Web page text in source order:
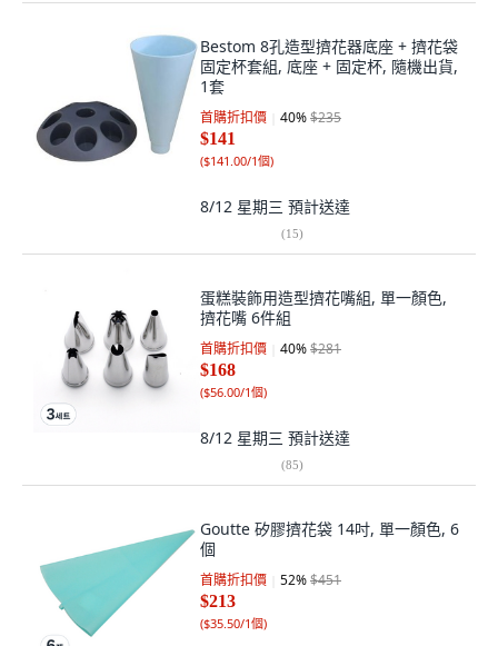
Bestom 8孔造型擠花器底座 + 擠花袋
固定杯套組, 底座 + 固定杯, 隨機出貨,
1套
首購折扣價 40%$235
$141
($141.00/1個)
8/12 星期三 預計送達
(15)
蛋糕裝飾用造型擠花嘴組, 單一顏色,
擠花嘴 6件組
首購折扣價 40%$281
$168
($56.00/1個)
8/12 星期三 預計送達
(85)
Goutte 矽膠擠花袋 14吋, 單一顏色, 6
個
首購折扣價 52%$451
$213
($35.50/1個)